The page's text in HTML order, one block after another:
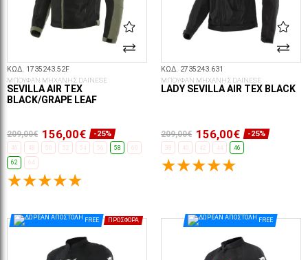
ΚΩΔ. 1735243.52F
ΜΠΟΥΦΑΝ ΜΗΧΑΝΗΣ DAINESE
SEVILLA AIR TEX
BLACK/GRAPE LEAF
209,00€ 156,00€ -25%
46 48 50 52 54 56 58 60
62 64
ΚΩΔ. 2735243.631
ΜΠΟΥΦΑΝ ΜΗΧΑΝΗΣ DAINESE
LADY SEVILLA AIR TEX BLACK
209,00€ 156,00€ -25%
38 40 42 44 46
FREE ΠΡΟΣΦΟΡΆ FREE